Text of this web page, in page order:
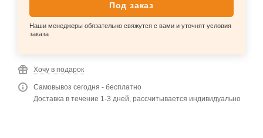
Под заказ
Наши менеджеры обязательно свяжутся с вами и уточнят условия
заказа
Хочу в подарок
Самовывоз сегодня - бесплатно
Доставка в течение 1-3 дней, рассчитывается индивидуально